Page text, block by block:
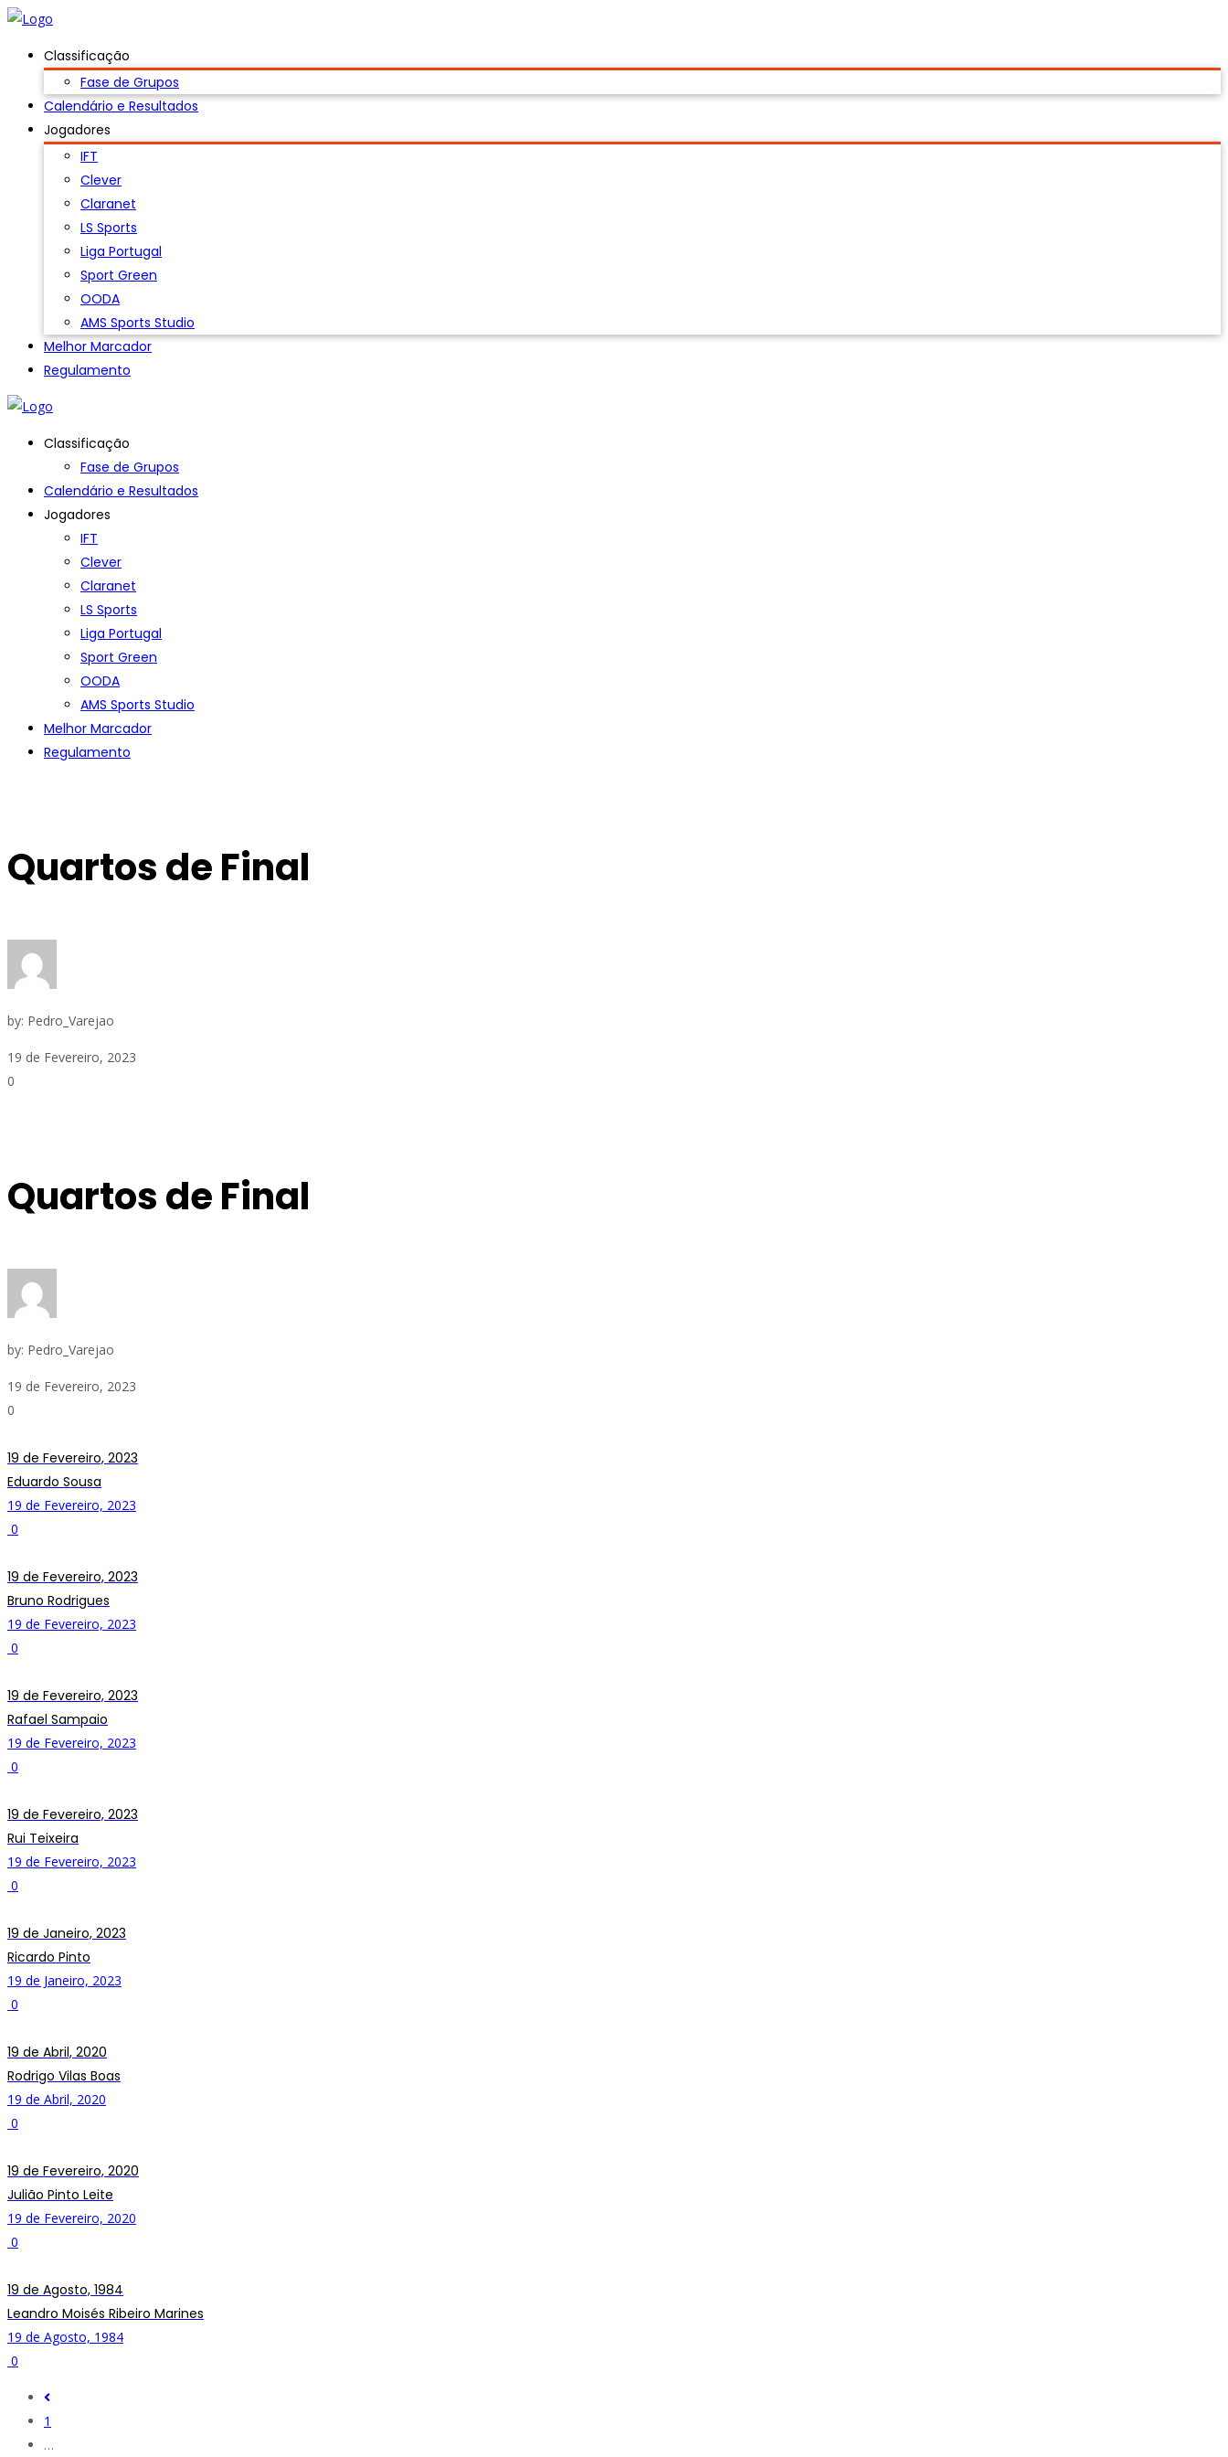
Classificação
Fase de Grupos
Calendário e Resultados
Jogadores
IFT
Clever
Claranet
LS Sports
Liga Portugal
Sport Green
OODA
AMS Sports Studio
Melhor Marcador
Regulamento
Classificação
Fase de Grupos
Calendário e Resultados
Jogadores
IFT
Clever
Claranet
LS Sports
Liga Portugal
Sport Green
OODA
AMS Sports Studio
Melhor Marcador
Regulamento
Quartos de Final
by: Pedro_Varejao
19 de Fevereiro, 2023
0
Quartos de Final
by: Pedro_Varejao
19 de Fevereiro, 2023
0
19 de Fevereiro, 2023
Eduardo Sousa
19 de Fevereiro, 2023
0
19 de Fevereiro, 2023
Bruno Rodrigues
19 de Fevereiro, 2023
0
19 de Fevereiro, 2023
Rafael Sampaio
19 de Fevereiro, 2023
0
19 de Fevereiro, 2023
Rui Teixeira
19 de Fevereiro, 2023
0
19 de Janeiro, 2023
Ricardo Pinto
19 de Janeiro, 2023
0
19 de Abril, 2020
Rodrigo Vilas Boas
19 de Abril, 2020
0
19 de Fevereiro, 2020
Julião Pinto Leite
19 de Fevereiro, 2020
0
19 de Agosto, 1984
Leandro Moisés Ribeiro Marines
19 de Agosto, 1984
0
1
…